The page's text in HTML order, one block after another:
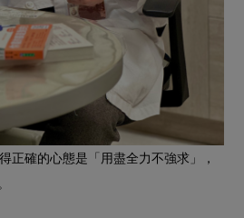
正確的心態是「用盡全力不強求」，